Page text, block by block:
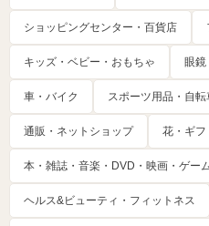
ショッピングセンター・百貨店
キッズ・ベビー・おもちゃ 眼
車・バイク スポーツ用品・自転
通販・ネットショップ 花・ギフ
本・雑誌・音楽・DVD・映画・ゲー
ヘルス&ビューティ・フィットネス